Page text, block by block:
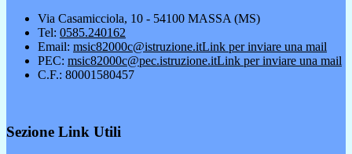
Via Casamicciola, 10 - 54100 MASSA (MS)
Tel: 0585.240162
Email: msic82000c@istruzione.itLink per inviare una mail
PEC: msic82000c@pec.istruzione.itLink per inviare una mail
C.F.: 80001580457
Sezione Link Utili